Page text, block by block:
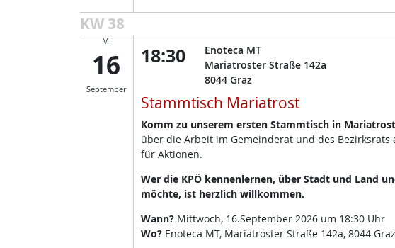
KW 38
Mi
16
September
18:30
Enoteca MT
Mariatroster Straße 142a
8044 Graz
Stammtisch Mariatrost
Komm zu unserem ersten Stammtisch in
über die Arbeit im Gemeinderat und des
für Aktionen.
Wer die KPÖ kennenlernen, über Stadt und Land
möchte, ist herzlich willkommen.
Wann?Mittwoch, 16.September 2026 um 18:30 Uhr
Wo?Enoteca MT, Mariatroster Straße 142a, 8044 Graz